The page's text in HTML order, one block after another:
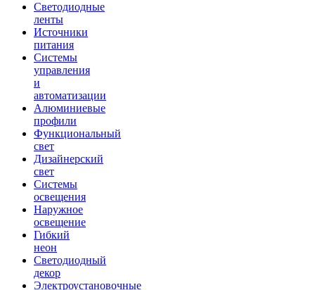
Светодиодные
ленты
Источники
питания
Системы
управления
и
автоматизации
Алюминиевые
профили
Функциональный
свет
Дизайнерский
свет
Системы
освещения
Наружное
освещение
Гибкий
неон
Светодиодный
декор
Электроустановочные